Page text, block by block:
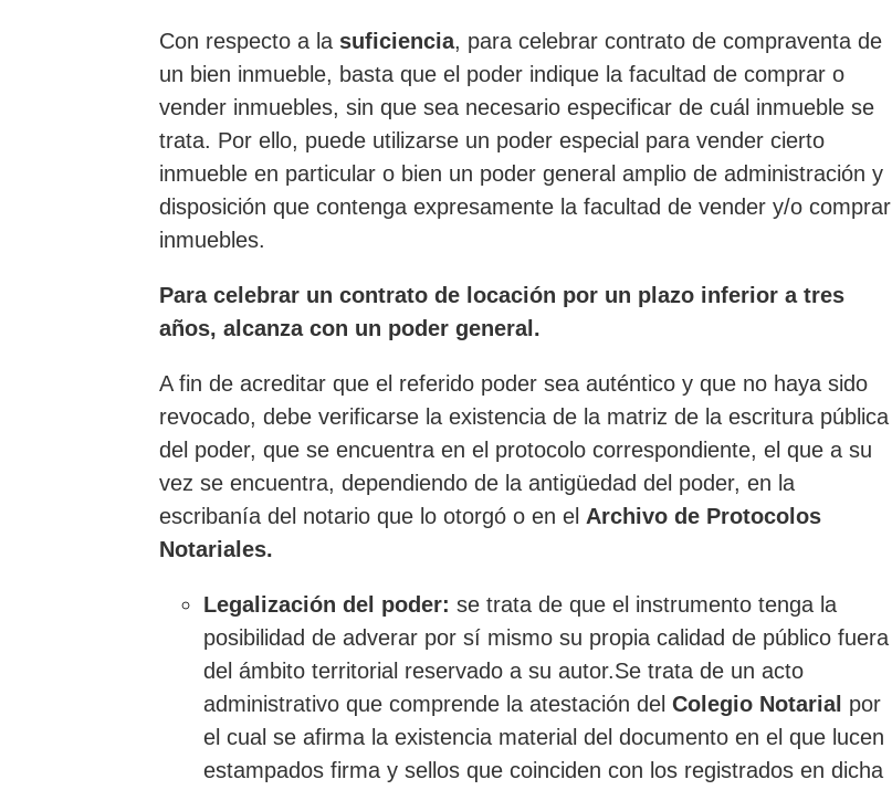
Con respecto a la suficiencia, para celebrar contrato de compraventa de
un bien inmueble, basta que el poder indique la facultad de comprar o
vender inmuebles, sin que sea necesario especificar de cuál inmueble se
trata. Por ello, puede utilizarse un poder especial para vender cierto
inmueble en particular o bien un poder general amplio de administración y
disposición que contenga expresamente la facultad de vender y/o comprar
inmuebles.
Para celebrar un contrato de locación por un plazo inferior a tres
años, alcanza con un poder general.
A fin de acreditar que el referido poder sea auténtico y que no haya sido
revocado, debe verificarse la existencia de la matriz de la escritura pública
del poder, que se encuentra en el protocolo correspondiente, el que a su
vez se encuentra, dependiendo de la antigüedad del poder, en la
escribanía del notario que lo otorgó o en el Archivo de Protocolos
Notariales.
Legalización del poder: se trata de que el instrumento tenga la
posibilidad de adverar por sí mismo su propia calidad de público fuera
del ámbito territorial reservado a su autor.Se trata de un acto
administrativo que comprende la atestación del Colegio Notarial por
el cual se afirma la existencia material del documento en el que lucen
estampados firma y sellos que coinciden con los registrados en dicha